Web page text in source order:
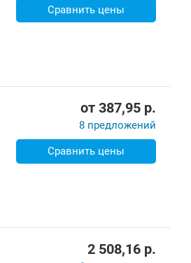
Сравнить цены
от 387,95 p.
8 предложений
Сравнить цены
2 508,16 p.